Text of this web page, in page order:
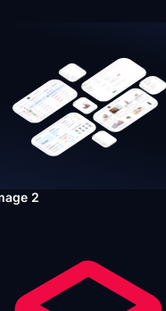
2